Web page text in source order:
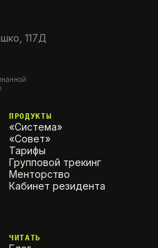
117Д
ПРОДУКТЫ
«Система»
«Совет»
Тарифы
Групповой трекинг
Менторство
Кабинет резидента
ЧИТАТЬ